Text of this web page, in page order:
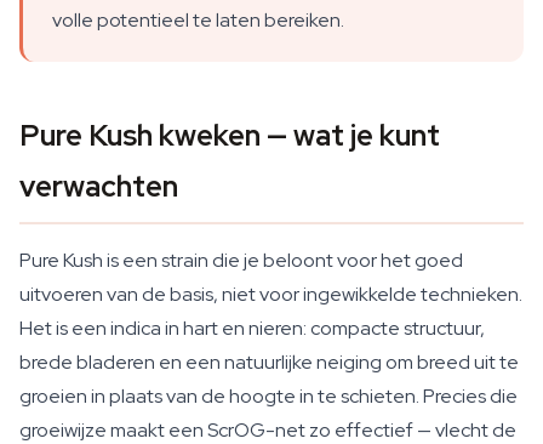
volle potentieel te laten bereiken.
Pure Kush kweken — wat je kunt
verwachten
Pure Kush is een strain die je beloont voor het goed
uitvoeren van de basis, niet voor ingewikkelde technieken.
Het is een indica in hart en nieren: compacte structuur,
brede bladeren en een natuurlijke neiging om breed uit te
groeien in plaats van de hoogte in te schieten. Precies die
groeiwijze maakt een ScrOG-net zo effectief — vlecht de